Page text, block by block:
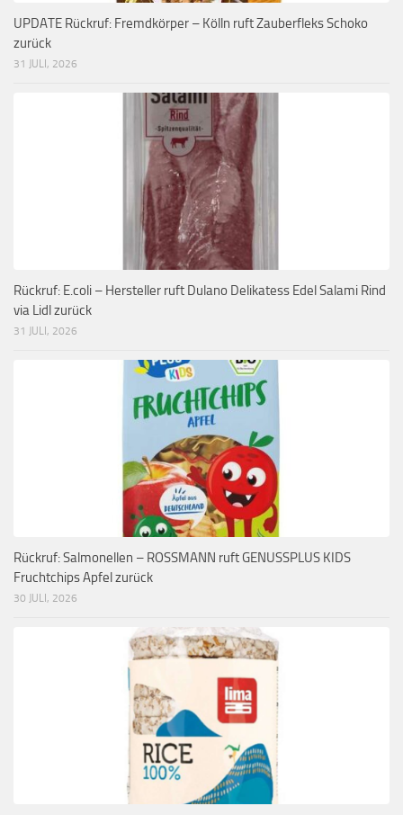
UPDATE Rückruf: Fremdkörper – Kölln ruft Zauberfleks Schoko
zurück
31 JULI, 2026
Rückruf: E.coli – Hersteller ruft Dulano Delikatess Edel Salami Rind
via Lidl zurück
31 JULI, 2026
Rückruf: Salmonellen – ROSSMANN ruft GENUSSPLUS KIDS
Fruchtchips Apfel zurück
30 JULI, 2026